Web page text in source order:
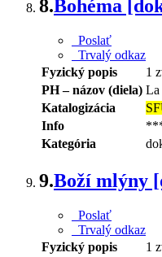
8.Bohéma
Poslať
Trvalý odkaz
Fyzický popis
1
PH – názov (diela) La
Katalogizácia
Info
Kategória
9.Boží mlýny
Poslať
Trvalý odkaz
Fyzický popis
1